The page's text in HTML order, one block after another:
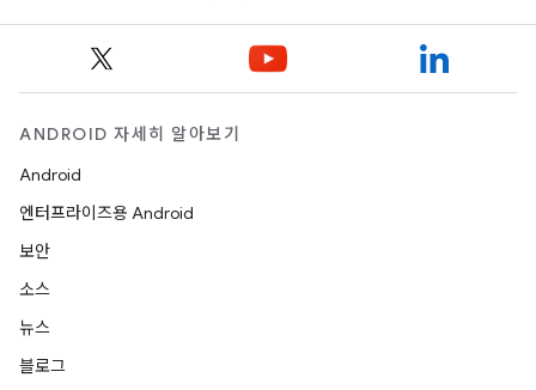
ANDROID 자세히 알아보기
Android
엔터프라이즈용 Android
보안
소스
뉴스
블로그